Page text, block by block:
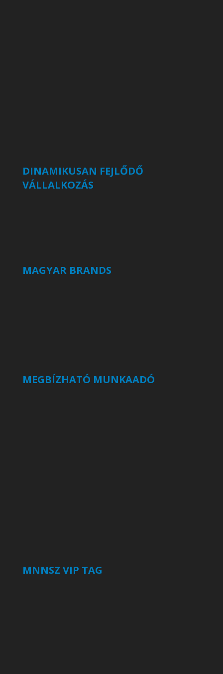
DINAMIKUSAN FEJLŐDŐ
VÁLLALKOZÁS
MAGYAR BRANDS
MEGBÍZHATÓ MUNKAADÓ
MNNSZ VIP TAG